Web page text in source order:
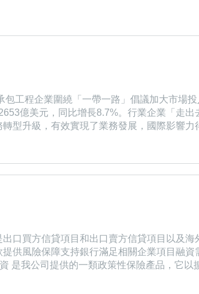
工程企業圍繞「一帶一路」倡議加大市場
億美元，同比增長8.7%。行業企業「走出
型升級，有效實現了業務發展，國際影響力
口買方信貸項目和出口賣方信貸項目以及海
供風險保障支持銀行滿足相關企業項目融資